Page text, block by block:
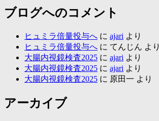
ブログへのコメント
ヒュミラ倍量投与へ に ajari より
ヒュミラ倍量投与へ に てんじん より
大腸内視鏡検査2025 に ajari より
大腸内視鏡検査2025 に ajari より
大腸内視鏡検査2025 に 原田一 より
アーカイブ